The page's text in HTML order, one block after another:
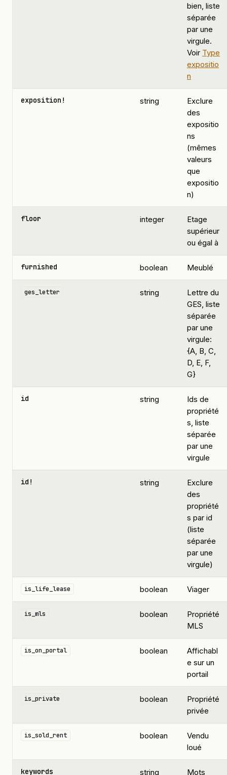
bien, liste
séparée
par une
virgule.
Voir Type
expositio
n
exposition! string
Exclure
des
expositio
ns
(mêmes
valeurs
que
expositio
n)
floor integer
Etage
supérieur
ou égal à
furnished boolean Meublé
ges_letter string
Lettre du
GES, liste
séparée
par une
virgule:
{A, B, C,
D, E, F,
G}
id string
Ids de
propriété
s, liste
séparée
par une
virgule
id! string
Exclure
des
propriété
s par id
(liste
séparée
par une
virgule)
is_life_lease boolean Viager
is_mls boolean
Propriété
MLS
is_on_portal boolean
Affichabl
e sur un
portail
is_private boolean
Propriété
privée
is_sold_rent boolean
Vendu
loué
keywords string Mots